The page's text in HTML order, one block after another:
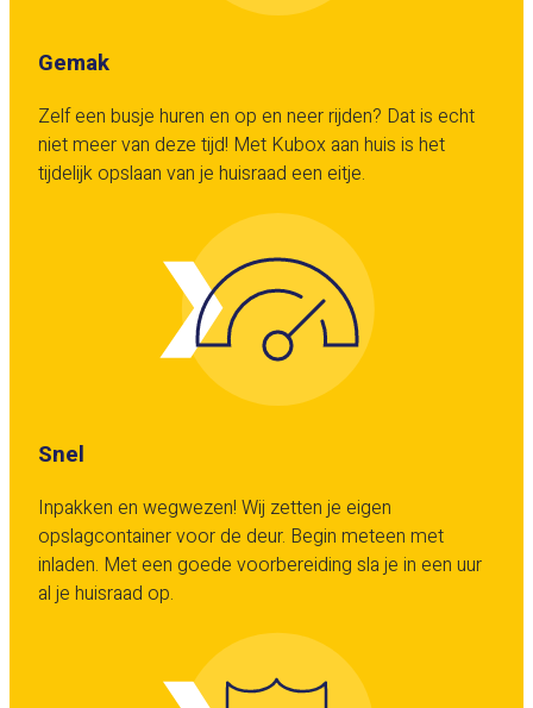
Gemak
Zelf een busje huren en op en neer rijden? Dat is echt
niet meer van deze tijd! Met Kubox aan huis is het
tijdelijk opslaan van je huisraad een eitje.
Snel
Inpakken en wegwezen! Wij zetten je eigen
opslagcontainer voor de deur. Begin meteen met
inladen. Met een goede voorbereiding sla je in een uur
al je huisraad op.